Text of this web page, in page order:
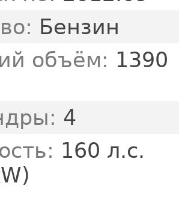
Бензин
объём: 1390
4
160 л.с.